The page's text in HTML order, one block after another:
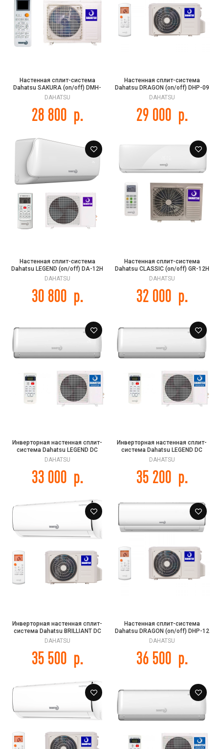
Настенная сплит-система
Dahatsu SAKURA (on/off) DMH-
12/DMN-12
DAHATSU
28 800 р.
Настенная сплит-система
Dahatsu DRAGON (on/off) DHP-09
DAHATSU
29 000 р.
Настенная сплит-система
Dahatsu LEGEND (on/off) DA-12H
DAHATSU
30 800 р.
Настенная сплит-система
Dahatsu CLASSIC (on/off) GR-12H
DAHATSU
32 000 р.
Инверторная настенная сплит-
система Dahatsu LEGEND DC
INVERTER DA-07i
DAHATSU
33 000 р.
Инверторная настенная сплит-
система Dahatsu LEGEND DC
INVERTER DA-09i
DAHATSU
35 200 р.
Инверторная настенная сплит-
система Dahatsu BRILLIANT DC
INVERTER DS-07i
DAHATSU
35 500 р.
Настенная сплит-система
Dahatsu DRAGON (on/off) DHP-12
DAHATSU
36 500 р.